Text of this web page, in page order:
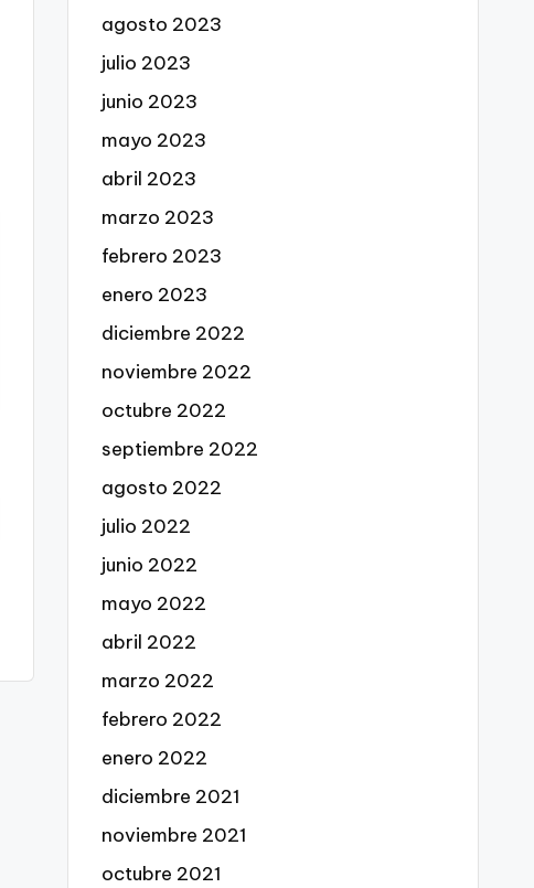
agosto 2023
julio 2023
junio 2023
mayo 2023
abril 2023
marzo 2023
febrero 2023
enero 2023
diciembre 2022
noviembre 2022
octubre 2022
septiembre 2022
agosto 2022
julio 2022
junio 2022
mayo 2022
abril 2022
marzo 2022
febrero 2022
enero 2022
diciembre 2021
noviembre 2021
octubre 2021